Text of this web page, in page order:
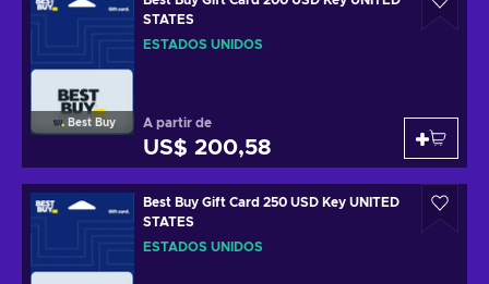
Best Buy
STATES
ESTADOS UNIDOS
A partir de
US$ 200,58
Best Buy Gift Card 250 USD Key UNITED
STATES
ESTADOS UNIDOS